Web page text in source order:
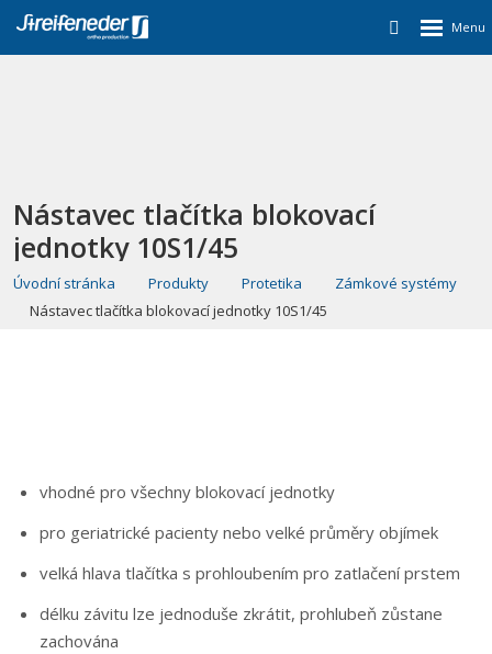
Nástavec tlačítka blokovací
jednotky 10S1/45
Úvodní stránka Produkty Protetika
Zámkové systémy
Nástavec tlačítka blokovací jednotky 10S1/45
vhodné pro všechny blokovací jednotky
pro geriatrické pacienty nebo velké průměry objímek
velká hlava tlačítka s prohloubením pro zatlačení prstem
délku závitu lze jednoduše zkrátit, prohlubeň zůstane
zachována